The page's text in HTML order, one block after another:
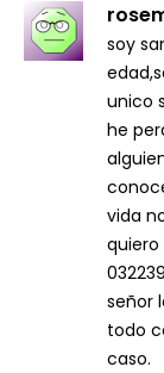
soy
unico
he
vida
señor
todo
caso.